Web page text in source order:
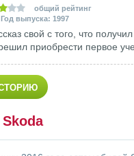
общий рейтинг
выпуска: 1997
свой с того, что получил
приобрести первое